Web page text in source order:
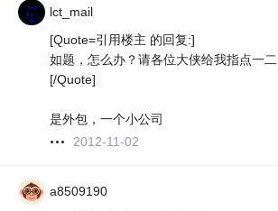
lct_mail
[Quote=引用楼主 的回复:]
如题，怎么办？请各位大侠给我指点一二
[/Quote]
是外包，一个小公司
2012-11-02
a8509190